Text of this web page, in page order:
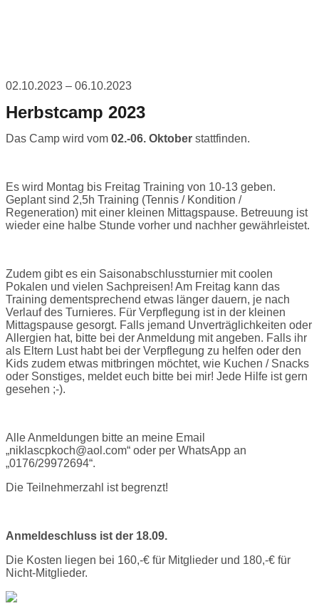
02.10.2023 – 06.10.2023
Herbstcamp 2023
Das Camp wird vom 02.-06. Oktober stattfinden.
Es wird Montag bis Freitag Training von 10-13 geben.
Geplant sind 2,5h Training (Tennis / Kondition /
Regeneration) mit einer kleinen Mittagspause. Betreuung ist
wieder eine halbe Stunde vorher und nachher gewährleistet.
Zudem gibt es ein Saisonabschlussturnier mit coolen
Pokalen und vielen Sachpreisen! Am Freitag kann das
Training dementsprechend etwas länger dauern, je nach
Verlauf des Turnieres. Für Verpflegung ist in der kleinen
Mittagspause gesorgt. Falls jemand Unverträglichkeiten oder
Allergien hat, bitte bei der Anmeldung mit angeben. Falls ihr
als Eltern Lust habt bei der Verpflegung zu helfen oder den
Kids zudem etwas mitbringen möchtet, wie Kuchen / Snacks
oder Sonstiges, meldet euch bitte bei mir! Jede Hilfe ist gern
gesehen ;-).
Alle Anmeldungen bitte an meine Email
„niklascpkoch@aol.com“ oder per WhatsApp an
„0176/29972694“.
Die Teilnehmerzahl ist begrenzt!
Anmeldeschluss ist der 18.09.
Die Kosten liegen bei 160,-€ für Mitglieder und 180,-€ für
Nicht-Mitglieder.